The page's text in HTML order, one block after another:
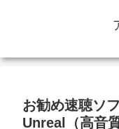
お勧め速聴ソ
Unreal（高音